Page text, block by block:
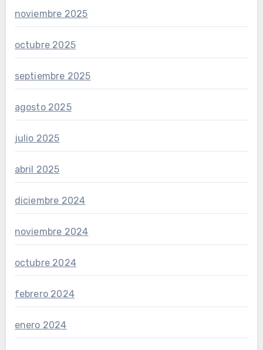
noviembre 2025
octubre 2025
septiembre 2025
agosto 2025
julio 2025
abril 2025
diciembre 2024
noviembre 2024
octubre 2024
febrero 2024
enero 2024